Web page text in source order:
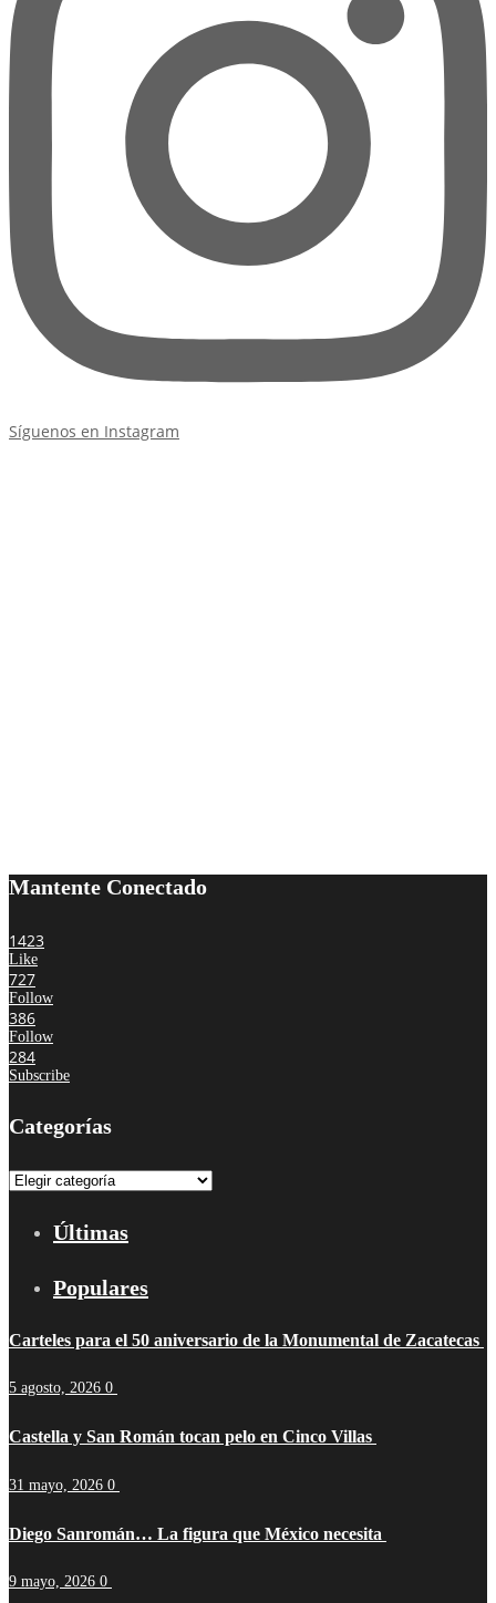
Síguenos en Instagram
Mantente Conectado
1423
Like
727
Follow
386
Follow
284
Subscribe
Categorías
Categorías
Últimas
Populares
Carteles para el 50 aniversario de la Monumental de Zacatecas
5 agosto, 2026 0
Castella y San Román tocan pelo en Cinco Villas
31 mayo, 2026 0
Diego Sanromán… La figura que México necesita
9 mayo, 2026 0